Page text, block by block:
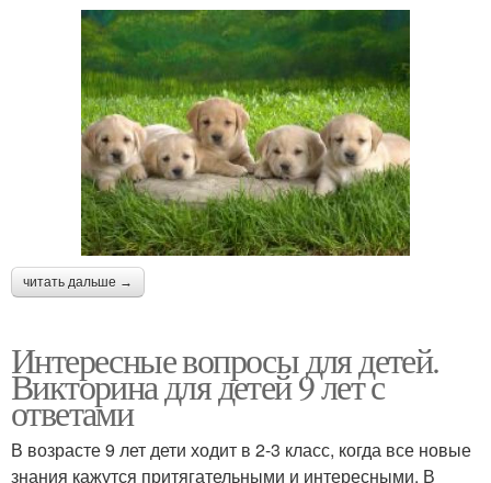
читать дальше →
Интересные вопросы для детей.
Викторина для детей 9 лет с
ответами
В возрасте 9 лет дети ходит в 2-3 класс, когда все новые
знания кажутся притягательными и интересными. В